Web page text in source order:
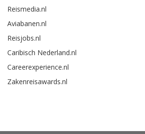
Reismedia.nl
Aviabanen.nl
Reisjobs.nl
Caribisch Nederland.nl
Careerexperience.nl
Zakenreisawards.nl